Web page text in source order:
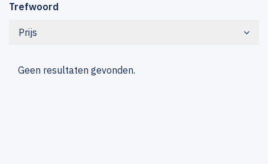
Trefwoord
Prijs
Geen resultaten gevonden.